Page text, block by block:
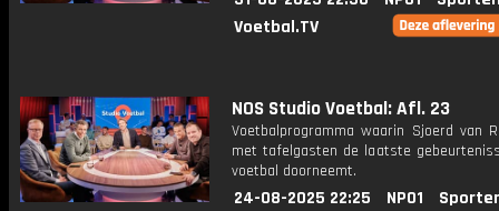
Voetbal.TV
NOS Studio Voetbal: Afl. 23
Voetbalprogramma waarin Sjoerd van
met tafelgasten de laatste
voetbal doorneemt.
24-08-2025 22:25 NPO1